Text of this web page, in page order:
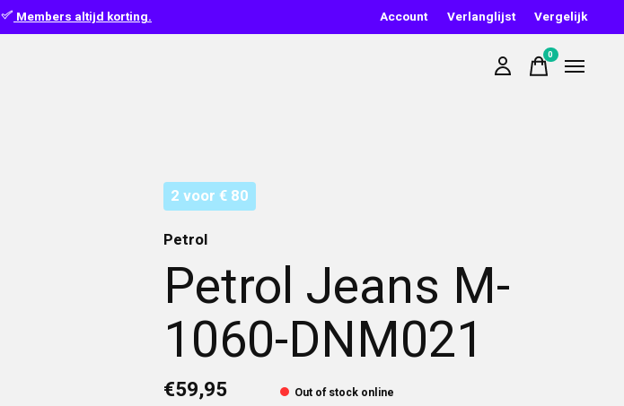
Members altijd korting. Account Verlanglijst Vergelijk
0items
2 voor € 80
Petrol
Petrol Jeans M-
1060-DNM021
€59,95
Out of stock online